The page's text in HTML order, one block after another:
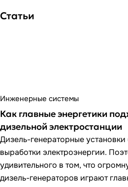
Статьи
Инженерные системы
Как главные энергетики
дизельной электростанции
Дизель-генераторные
выработки электроэнергии.
удивительного в том, что
дизель-генераторов играют